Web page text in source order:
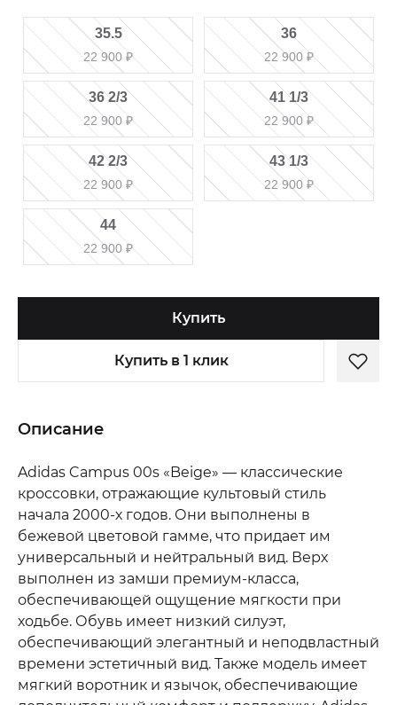
35.5
22 900 ₽
36
22 900 ₽
36 2/3
22 900 ₽
41 1/3
22 900 ₽
42 2/3
22 900 ₽
43 1/3
22 900 ₽
44
22 900 ₽
Купить
Купить в 1 клик
Описание
Adidas Campus 00s «Beige» — классические
кроссовки, отражающие культовый стиль
начала 2000-х годов. Они выполнены в
бежевой цветовой гамме, что придает им
универсальный и нейтральный вид. Верх
выполнен из замши премиум-класса,
обеспечивающей ощущение мягкости при
ходьбе. Обувь имеет низкий силуэт,
обеспечивающий элегантный и неподвластный
времени эстетичный вид. Также модель имеет
мягкий воротник и язычок, обеспечивающие